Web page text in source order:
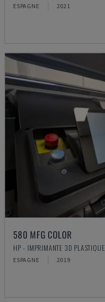
ESPAGNE 2021
580 MFG COLOR
HP - IMPRIMANTE 3D PLASTIQUE
ESPAGNE 2019